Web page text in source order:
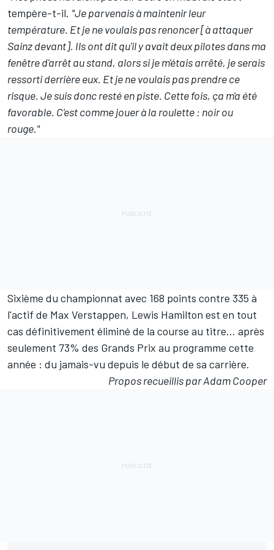
tempère-t-il. "Je parvenais à maintenir leur
température. Et je ne voulais pas renoncer [à attaquer
Sainz devant]. Ils ont dit qu'il y avait deux pilotes dans ma
fenêtre d'arrêt au stand, alors si je m'étais arrêté, je serais
ressorti derrière eux. Et je ne voulais pas prendre ce
risque. Je suis donc resté en piste. Cette fois, ça m'a été
favorable. C'est comme jouer à la roulette : noir ou
rouge."
Sixième du championnat avec 168 points contre 335 à
l'actif de Max Verstappen, Lewis Hamilton est en tout
cas définitivement éliminé de la course au titre… après
seulement 73% des Grands Prix au programme cette
année : du jamais-vu depuis le début de sa carrière.
Propos recueillis par Adam Cooper